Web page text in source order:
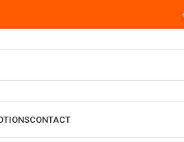
CONTACT